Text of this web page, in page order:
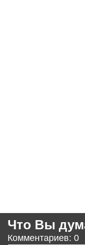
Что Вы
Комментариев: 0